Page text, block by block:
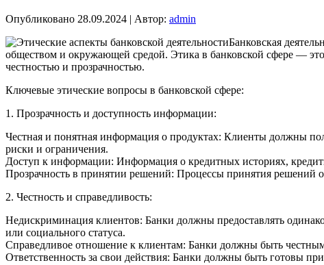
Опубликовано 28.09.2024 | Автор: admin
Банковская
обществом и окружающей средой. Этика в банковской сфере —
честностью и прозрачностью.
Ключевые этические вопросы в банковской сфере:
1. Прозрачность и доступность информации:
Честная и понятная информация о продуктах: Клиенты должны
риски и ограничения.
Доступ к информации: Информация о кредитных историях,
Прозрачность в принятии решений: Процессы принятия решений
2. Честность и справедливость:
Недискриминация клиентов: Банки должны предоставлять
или социального статуса.
Справедливое отношение к клиентам: Банки должны быть
Ответственность за свои действия: Банки должны быть готовы